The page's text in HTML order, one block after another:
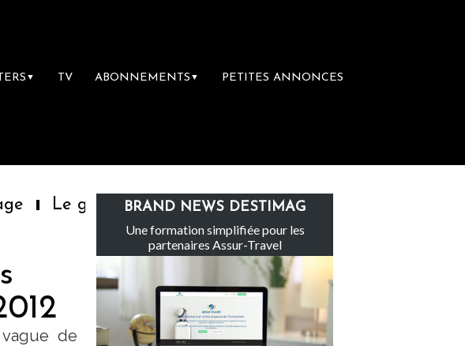
▼ TV ABONNEMENTS ▼ PETITES ANNONCES
Le groupe Sainte-Claire rachète Eden Tour
de
BRAND NEWS DESTIMAG
Une formation simplifiée pour les
partenaires Assur-Travel